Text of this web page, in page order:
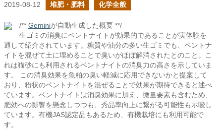
2019-08-12 堆肥・肥料 化学全般
/** Geminiが自動生成した概要 **/
生ゴミの消臭にベントナイトが効果的であることが実体験を
通して紹介されています。糖質や油分の多い生ゴミでも、ベントナ
イトを混ぜて土に埋めることで臭いがほぼ解消されたとのこと。こ
れは猫砂にも利用されるベントナイトの消臭力の高さを示していま
す。 この消臭効果を魚粕の臭い軽減に応用できないかと提案して
おり、粉状のベントナイトを混ぜることで効果が期待できると述べ
ています。ベントナイトは消臭効果に加え、微量要素も含むため、
肥効への影響を懸念しつつも、秀品率向上に繋がる可能性も示唆し
ています。有機JAS認定品もあるため、有機栽培にも利用可能で
す。